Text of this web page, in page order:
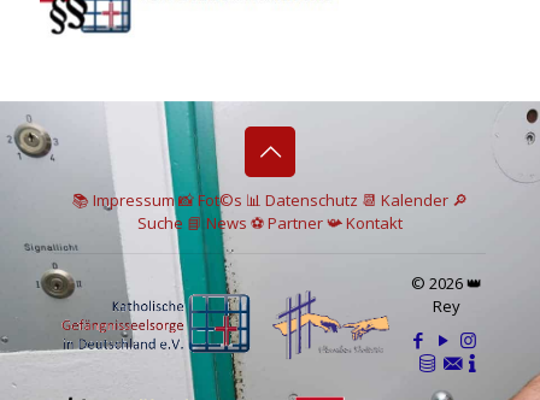
📚 Impressum📸Fot©s 📊 Datenschutz 📆 Kalender 🔎
Suche 📘 News ⚽Partner📯Kontakt
© 2026 👑
Rey